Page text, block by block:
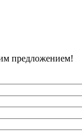
предложением!